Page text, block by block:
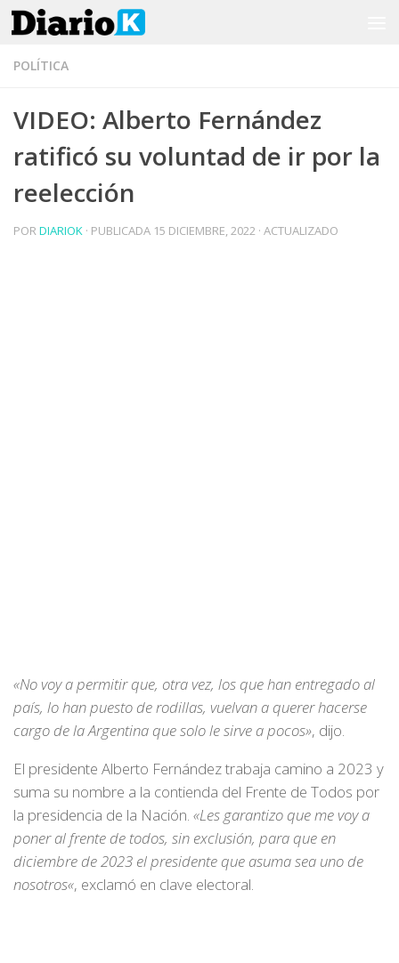
Saltar al contenido
POLÍTICA
VIDEO: Alberto Fernández
ratificó su voluntad de ir por la
reelección
PORDIARIOK · PUBLICADA 15 DICIEMBRE, 2022 · ACTUALIZADO
«No voy a permitir que, otra vez, los que han entregado al
país, lo han puesto de rodillas, vuelvan a querer hacerse
cargo de la Argentina que solo le sirve a pocos», dijo.
El presidente Alberto Fernández trabaja camino a 2023 y
suma su nombre a la contienda del Frente de Todos por
la presidencia de la Nación. «Les garantizo que me voy a
poner al frente de todos, sin exclusión, para que en
diciembre de 2023 el presidente que asuma sea uno de
nosotros«, exclamó en clave electoral.